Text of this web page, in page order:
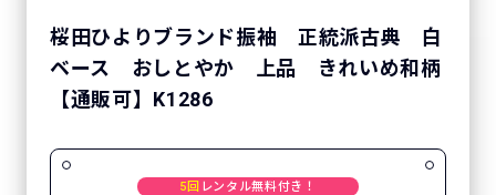
桜田ひよりブランド振袖 正統派古典 白
ベース おしとやか 上品 きれいめ和柄
【通販可】K1286
5回 レンタル無料付き！